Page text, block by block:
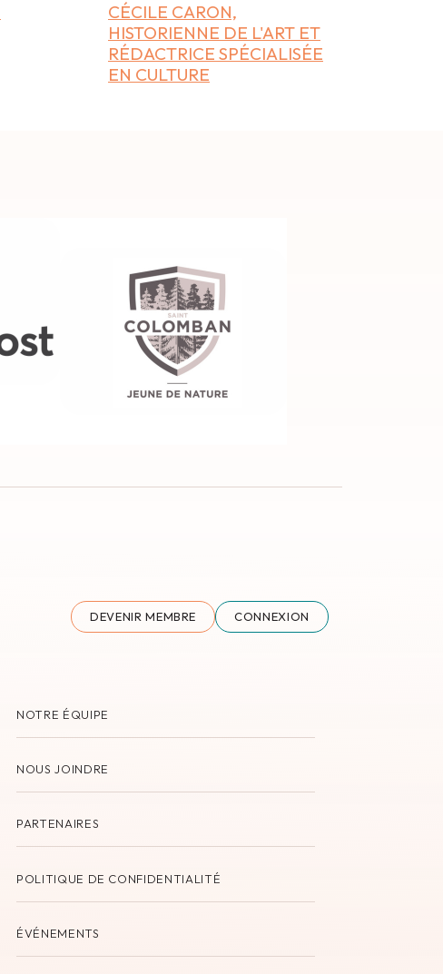
CÉCILE CARON,
HISTORIENNE DE L'ART ET
RÉDACTRICE SPÉCIALISÉE
EN CULTURE
DEVENIR MEMBRE CONNEXION
NOTRE ÉQUIPE
NOUS JOINDRE
PARTENAIRES
POLITIQUE DE CONFIDENTIALITÉ
ÉVÉNEMENTS